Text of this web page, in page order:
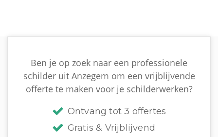
Ben je op zoek naar een professionele
schilder uit Anzegem om een vrijblijvende
offerte te maken voor je schilderwerken?
Ontvang tot 3 offertes
Gratis & Vrijblijvend